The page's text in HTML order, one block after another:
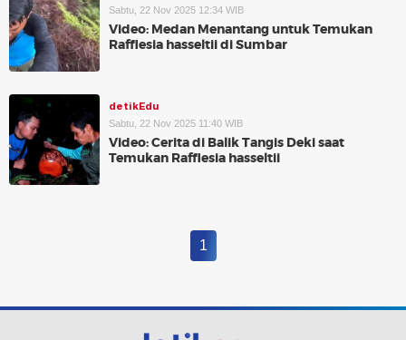
Sabtu, 22 Nov 2025 12:34 WIB
Video: Medan Menantang untuk Temukan
Rafflesia hasseltii di Sumbar
detikEdu
Sabtu, 22 Nov 2025 11:40 WIB
Video: Cerita di Balik Tangis Deki saat
Temukan Rafflesia hasseltii
1